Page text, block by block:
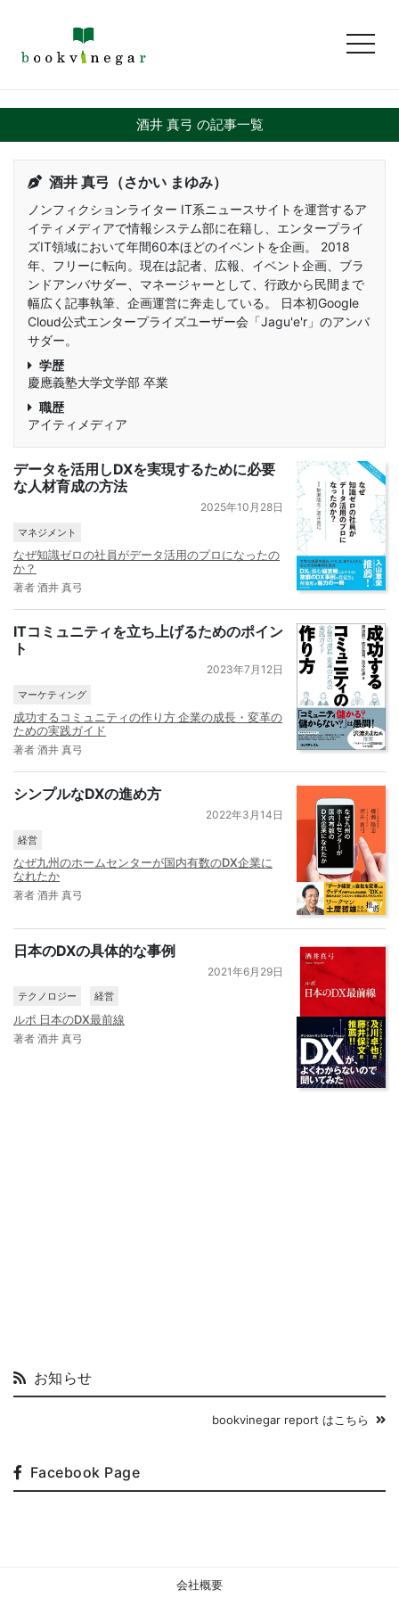
酒井 真弓 の記事一覧
酒井 真弓（さかい まゆみ）
ノンフィクションライター IT系ニュースサイトを運営するア
イティメディアで情報システム部に在籍し、エンタープライ
ズIT領域において年間60本ほどのイベントを企画。 2018
年、フリーに転向。現在は記者、広報、イベント企画、ブラ
ンドアンバサダー、マネージャーとして、行政から民間まで
幅広く記事執筆、企画運営に奔走している。 日本初Google
Cloud公式エンタープライズユーザー会「Jagu'e'r」のアンバ
サダー。
学歴
慶應義塾大学文学部 卒業
職歴
アイティメディア
データを活用しDXを実現するために必要
な人材育成の方法
2025年10月28日
マネジメント
なぜ知識ゼロの社員がデータ活用のプロになったの
か？
著者 酒井 真弓
ITコミュニティを立ち上げるためのポイン
ト
2023年7月12日
マーケティング
成功するコミュニティの作り方 企業の成長・変革の
ための実践ガイド
著者 酒井 真弓
シンプルなDXの進め方
2022年3月14日
経営
なぜ九州のホームセンターが国内有数のDX企業に
なれたか
著者 酒井 真弓
日本のDXの具体的な事例
2021年6月29日
テクノロジー 経営
ルポ 日本のDX最前線
著者 酒井 真弓
お知らせ
bookvinegar report はこちら
Facebook Page
会社概要